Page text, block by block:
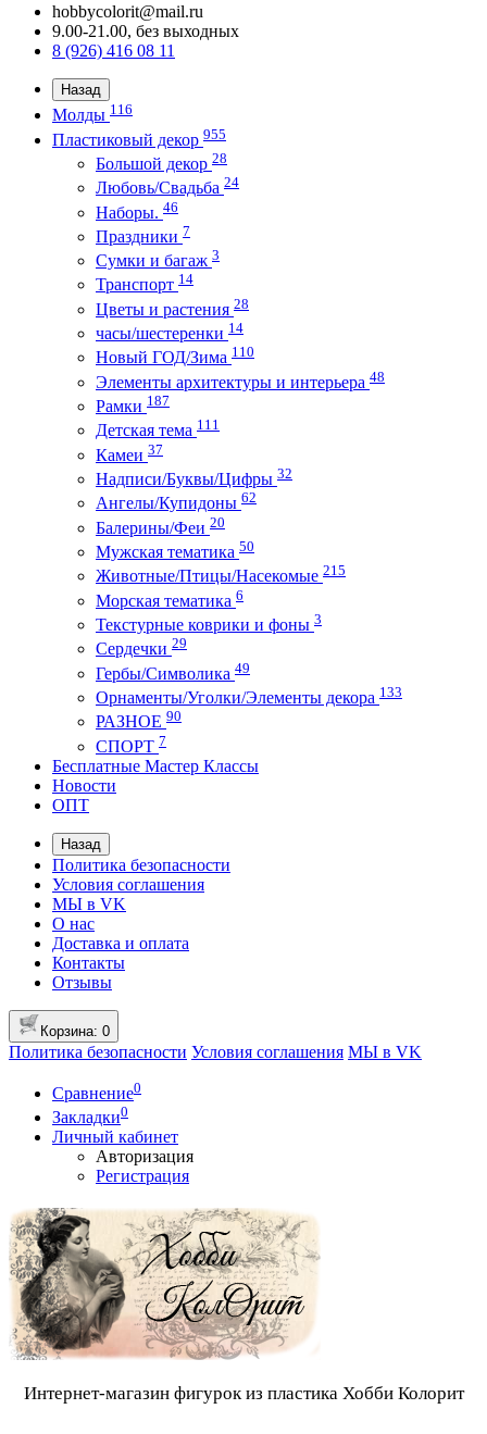
hobbycolorit@mail.ru
9.00-21.00, без выходных
8 (926) 416 08 11
Назад
Молды 116
Пластиковый декор 955
Большой декор 28
Любовь/Cвадьба 24
Наборы. 46
Праздники 7
Сумки и багаж 3
Транспорт 14
Цветы и растения 28
часы/шестеренки 14
Новый ГОД/Зима 110
Элементы архитектуры и интерьера 48
Рамки 187
Детская тема 111
Камеи 37
Надписи/Буквы/Цифры 32
Ангелы/Купидоны 62
Балерины/Феи 20
Мужская тематика 50
Животные/Птицы/Насекомые 215
Морская тематика 6
Текстурные коврики и фоны 3
Сердечки 29
Гербы/Символика 49
Орнаменты/Уголки/Элементы декора 133
РАЗНОЕ 90
СПОРТ 7
Бесплатные Мастер Классы
Новости
ОПТ
Назад
Политика безопасности
Условия соглашения
МЫ в VK
О нас
Доставка и оплата
Контакты
Отзывы
Корзина: 0
Политика безопасности Условия соглашения МЫ в VK
Сравнение0
Закладки0
Личный кабинет
Авторизация
Регистрация
Интернет-магазин фигурок из пластика Хобби Колорит